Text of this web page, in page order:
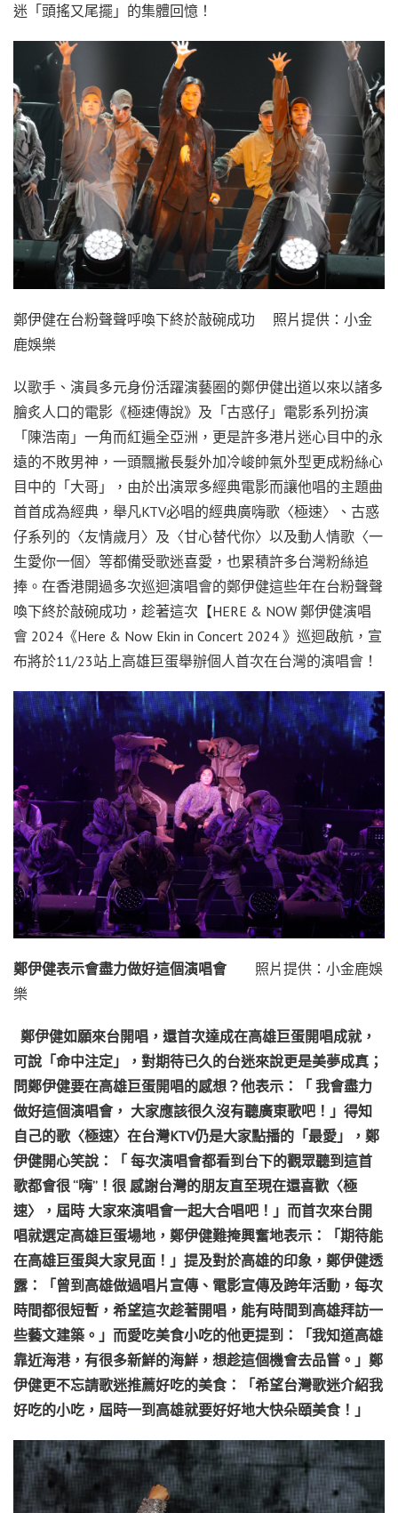
迷「頭搖又尾擺」的集體回憶！
鄭伊健在台粉聲聲呼喚下終於敲碗成功 照片提供：小金
鹿娛樂
以歌手、演員多元身份活躍演藝圈的鄭伊健出道以來以諸多
膾炙人口的電影《極速傳說》及「古惑仔」電影系列扮演
「陳浩南」一角而紅遍全亞洲，更是許多港片迷心目中的永
遠的不敗男神，一頭飄撇長髮外加冷峻帥氣外型更成粉絲心
目中的「大哥」，由於出演眾多經典電影而讓他唱的主題曲
首首成為經典，舉凡KTV必唱的經典廣嗨歌〈極速〉、古惑
仔系列的〈友情歲月〉及〈甘心替代你〉以及動人情歌〈一
生愛你一個〉等都備受歌迷喜愛，也累積許多台灣粉絲追
捧。在香港開過多次巡迴演唱會的鄭伊健這些年在台粉聲聲
喚下終於敲碗成功，趁著這次【HERE & NOW 鄭伊健演唱
會 2024《Here & Now Ekin in Concert 2024 》巡迴啟航，宣
布將於11/23站上高雄巨蛋舉辦個人首次在台灣的演唱會！
鄭伊健表示會盡力做好這個演唱會 照片提供：小金鹿娛
樂
鄭伊健如願來台開唱，還首次達成在高雄巨蛋開唱成就，
可說「命中注定」，對期待已久的台迷來說更是美夢成真；
問鄭伊健要在高雄巨蛋開唱的感想？他表示：「 我會盡力
做好這個演唱會， 大家應該很久沒有聽廣東歌吧！」得知
自己的歌〈極速〉在台灣KTV仍是大家點播的「最愛」，鄭
伊健開心笑說：「 每次演唱會都看到台下的觀眾聽到這首
歌都會很 “嗨”！很 感謝台灣的朋友直至現在還喜歡〈極
速〉，屆時 大家來演唱會一起大合唱吧！」而首次來台開
唱就選定高雄巨蛋場地，鄭伊健難掩興奮地表示：「期待能
在高雄巨蛋與大家見面！」提及對於高雄的印象，鄭伊健透
露：「曾到高雄做過唱片宣傳、電影宣傳及跨年活動，每次
時間都很短暫，希望這次趁著開唱，能有時間到高雄拜訪一
些藝文建築。」而愛吃美食小吃的他更提到：「我知道高雄
靠近海港，有很多新鮮的海鮮，想趁這個機會去品嘗。」鄭
伊健更不忘請歌迷推薦好吃的美食：「希望台灣歌迷介紹我
好吃的小吃，屆時一到高雄就要好好地大快朵頤美食！」